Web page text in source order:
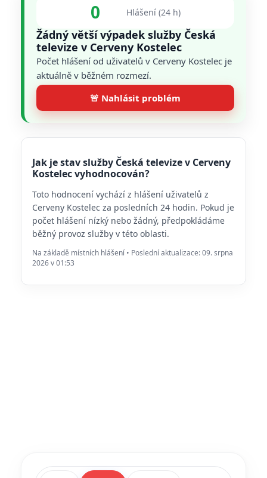
0 Hlášení (24 h)
Žádný větší výpadek služby Česká
televize v Cerveny Kostelec
Počet hlášení od uživatelů v Cerveny Kostelec je
aktuálně v běžném rozmezí.
🚨 Nahlásit problém
Jak je stav služby Česká televize v Cerveny
Kostelec vyhodnocován?
Toto hodnocení vychází z hlášení uživatelů z
Cerveny Kostelec za posledních 24 hodin. Pokud je
počet hlášení nízký nebo žádný, předpokládáme
běžný provoz služby v této oblasti.
Na základě místních hlášení • Poslední aktualizace: 09. srpna
2026 v 01:53